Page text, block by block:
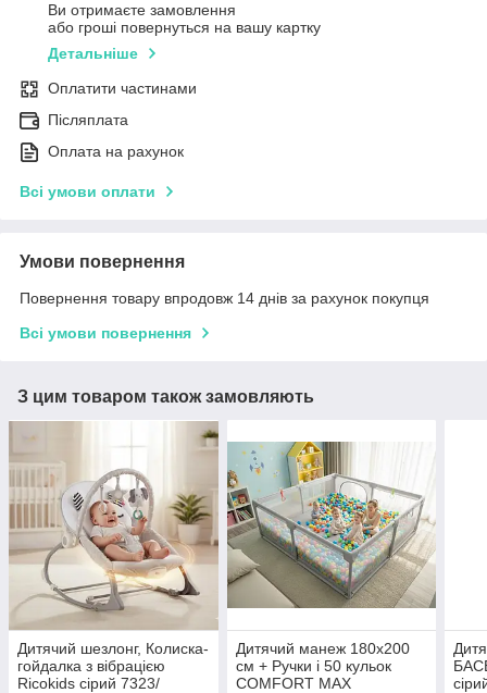
Ви отримаєте замовлення
або гроші повернуться на вашу картку
Детальніше
Оплатити частинами
Післяплата
Оплата на рахунок
Всі умови оплати
Умови повернення
Повернення товару впродовж 14 днів за рахунок покупця
Всі умови повернення
З цим товаром також замовляють
Дитячий шезлонг, Колиска-
гойдалка з вібрацією
Ricokids сірий 7323/
Дитячий манеж 180x200
см + Ручки і 50 кульок
COMFORT MAX